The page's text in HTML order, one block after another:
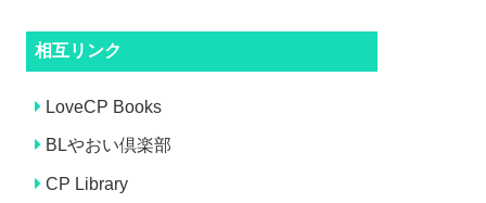
相互リンク
LoveCP Books
BLやおい倶楽部
CP Library